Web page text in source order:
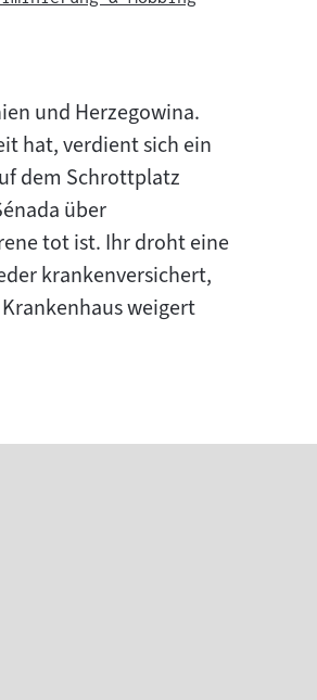
und Herzegowina.
hat, verdient sich ein
dem Schrottplatz
über
tot ist. Ihr droht eine
krankenversichert,
weigert